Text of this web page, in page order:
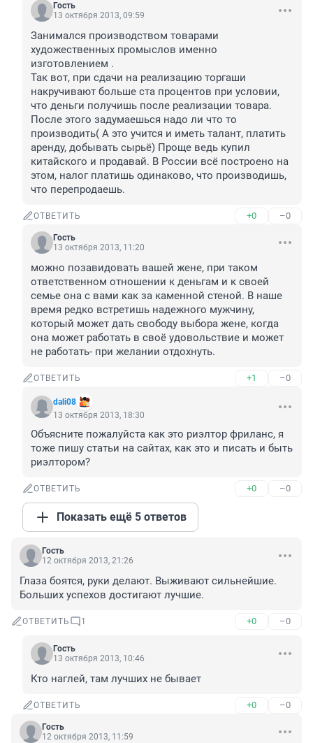
Гость
13 октября 2013, 09:59
Занимался производством товарами
художественных промыслов именно
изготовлением .
Так вот, при сдачи на реализацию торгаши
накручивают больше ста процентов при условии,
что деньги получишь после реализации товара.
После этого задумаешься надо ли что то
производить( А это учится и иметь талант, платить
аренду, добывать сырьё) Проще ведь купил
китайского и продавай. В России всё построено на
этом, налог платишь одинаково, что производишь,
что перепродаешь.
ОТВЕТИТЬ +0 –0
Гость
13 октября 2013, 11:20
можно позавидовать вашей жене, при таком
ответственном отношении к деньгам и к своей
семье она с вами как за каменной стеной. В наше
время редко встретишь надежного мужчину,
который может дать свободу выбора жене, когда
она может работать в своё удовольствие и может
не работать- при желании отдохнуть.
ОТВЕТИТЬ +1 –0
dali08
13 октября 2013, 18:30
Объясните пожалуйста как это риэлтор фриланс, я
тоже пишу статьи на сайтах, как это и писать и быть
риэлтором?
ОТВЕТИТЬ +0 –0
Показать ещё 5 ответов
Гость
12 октября 2013, 21:26
Глаза боятся, руки делают. Выживают сильнейшие.
Больших успехов достигают лучшие.
ОТВЕТИТЬ 1 +0 –0
Гость
13 октября 2013, 10:46
Кто наглей, там лучших не бывает
ОТВЕТИТЬ +0 –0
Гость
12 октября 2013, 11:59